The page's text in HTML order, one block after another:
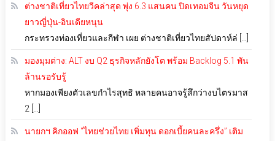
ต่างชาติเที่ยวไทยวีคล่าสุด พุ่ง 6.3 แสนคน ปิดเทอมจีน วันหยุด
ยาวญี่ปุ่น-อินเดียหนุน
กระทรวงท่องเที่ยวและกีฬา เผย ต่างชาติเที่ยวไทยสัปดาห์ล่ […]
มองมุมต่าง: ALT งบ Q2 ธุรกิจหลักยังโต พร้อม Backlog 5.1 พัน
ล้านรอรับรู้
หากมองเพียงตัวเลขกำไรสุทธิ หลายคนอาจรู้สึกว่างบไตรมาส
2 […]
นายกฯ คิกออฟ “ไทยช่วยไทย เพิ่มทุน ดอกเบี้ยคนละครึ่ง” เติม